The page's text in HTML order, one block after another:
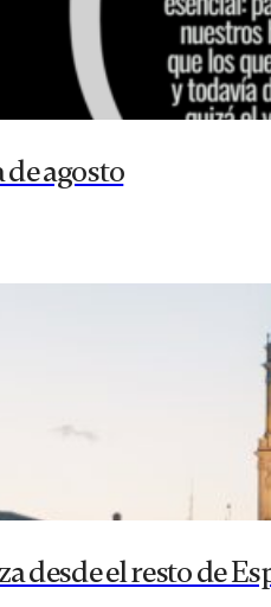
agosto
desde el resto de